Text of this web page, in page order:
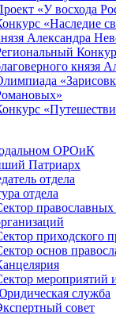
«У восхода
«Наследие
Александра
князя
ОРОиК
Патриарх
отдела
отдела
приходского
основ
мероприятий
служба
совет